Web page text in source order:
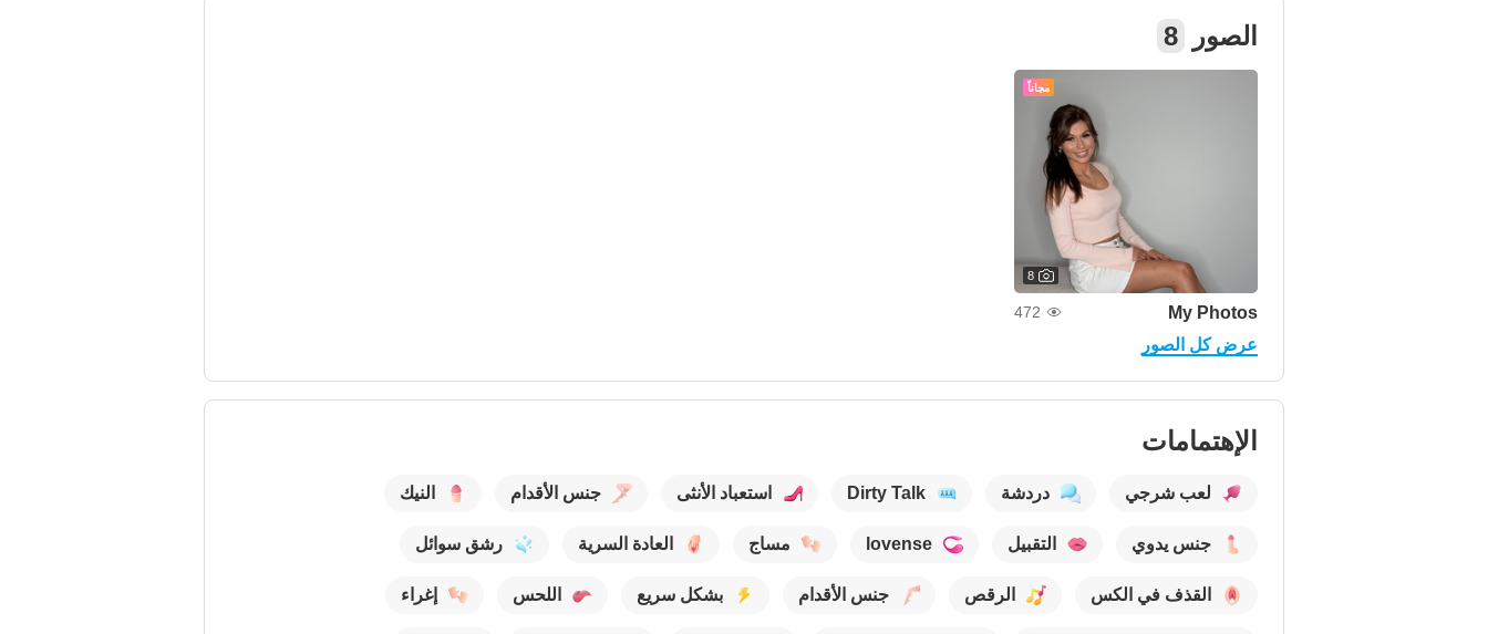
الصور 8
مجاناً
8
My Photos
472
عرض كل الصور
الإهتمامات
لعب شرجي دردشة Dirty Talk استعباد الأنثى جنس الأقدام النيك
جنس يدوي التقبيل lovense مساج العادة السرية رشق سوائل
القذف في الكس الرقص جنس الأقدام بشكل سريع اللحس إغراء